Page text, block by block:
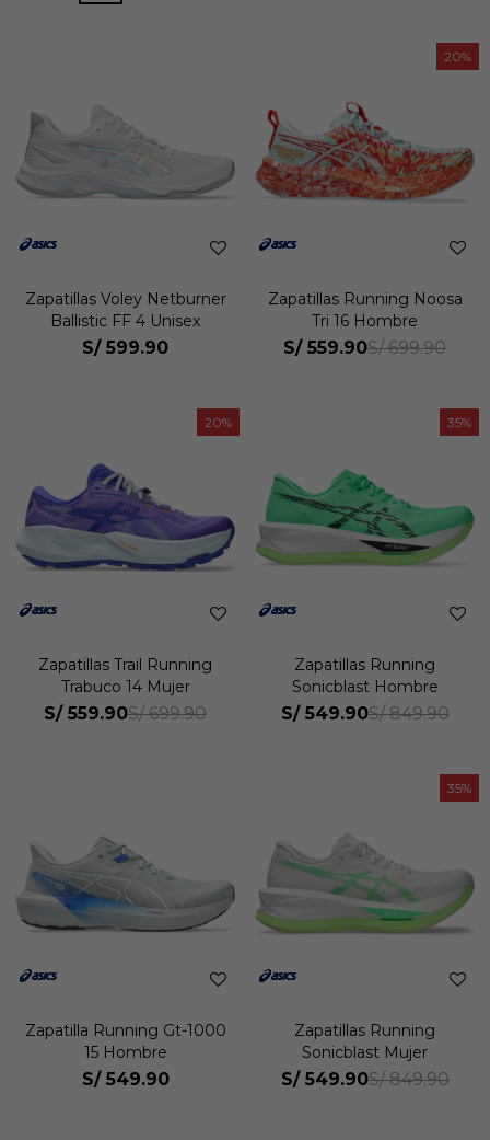
Zapatillas Voley Netburner
Ballistic FF 4 Unisex
S/ 599.90
20
Zapatillas Running Noosa
Tri 16 Hombre
S/ 559.90S/ 699.90
20
Zapatillas Trail Running
Trabuco 14 Mujer
S/ 559.90S/ 699.90
35
Zapatillas Running
Sonicblast Hombre
S/ 549.90S/ 849.90
Zapatilla Running Gt-1000
15 Hombre
S/ 549.90
35
Zapatillas Running
Sonicblast Mujer
S/ 549.90S/ 849.90